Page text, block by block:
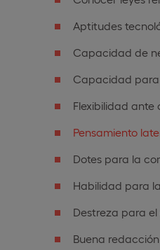
Aptitudes
Capacidad de
Capacidad para
Flexibilidad ante
Pensamiento
Dotes para la
Habilidad para
Destreza para
Buena redacción